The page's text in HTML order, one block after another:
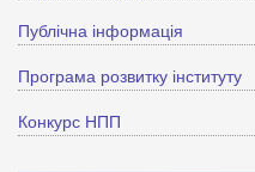
Публічна інформація
Програма розвитку інституту
Конкурс НПП